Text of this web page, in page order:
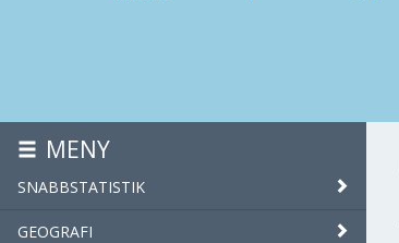
MENY
SNABBSTATISTIK
GEOGRAFI